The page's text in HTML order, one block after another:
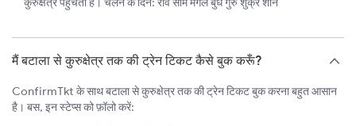
मैं बटाला से कुरुक्षेत्र तक की ट्रेन टिकट कैसे बुक करूँ?
ConfirmTkt के साथ बटाला से कुरुक्षेत्र तक की ट्रेन टिकट बुक करना बहुत आसान
है। बस, इन स्टेप्स को फ़ॉलो करें: